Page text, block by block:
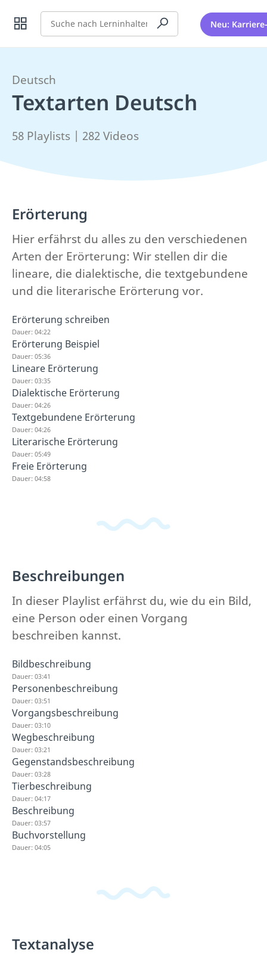
Suche Neu:
Deutsch
Textarten Deutsch
58 Playlists | 282 Videos
Erörterung
Hier erfährst du alles zu den verschiedenen
Arten der Erörterung: Wir stellen dir die
lineare, die dialektische, die textgebundene
und die literarische Erörterung vor.
Erörterung schreiben
Dauer: 04:22
Erörterung Beispiel
Dauer: 05:36
Lineare Erörterung
Dauer: 03:35
Dialektische Erörterung
Dauer: 04:26
Textgebundene Erörterung
Dauer: 04:26
Literarische Erörterung
Dauer: 05:49
Freie Erörterung
Dauer: 04:58
Beschreibungen
In dieser Playlist erfährst du, wie du ein Bild,
eine Person oder einen Vorgang
beschreiben kannst.
Bildbeschreibung
Dauer: 03:41
Personenbeschreibung
Dauer: 03:51
Vorgangsbeschreibung
Dauer: 03:10
Wegbeschreibung
Dauer: 03:21
Gegenstandsbeschreibung
Dauer: 03:28
Tierbeschreibung
Dauer: 04:17
Beschreibung
Dauer: 03:57
Buchvorstellung
Dauer: 04:05
Textanalyse